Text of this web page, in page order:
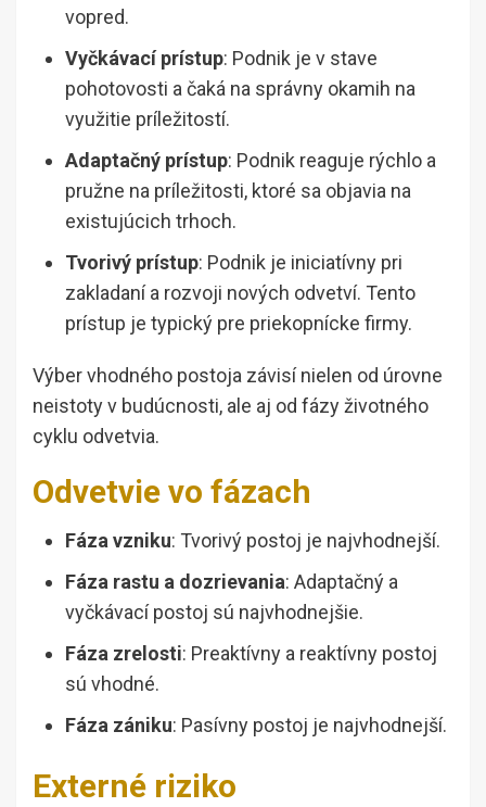
vopred.
Vyčkávací prístup: Podnik je v stave
pohotovosti a čaká na správny okamih na
využitie príležitostí.
Adaptačný prístup: Podnik reaguje rýchlo a
pružne na príležitosti, ktoré sa objavia na
existujúcich trhoch.
Tvorivý prístup: Podnik je iniciatívny pri
zakladaní a rozvoji nových odvetví. Tento
prístup je typický pre priekopnícke firmy.
Výber vhodného postoja závisí nielen od úrovne
neistoty v budúcnosti, ale aj od fázy životného
cyklu odvetvia.
Odvetvie vo fázach
Fáza vzniku: Tvorivý postoj je najvhodnejší.
Fáza rastu a dozrievania: Adaptačný a
vyčkávací postoj sú najvhodnejšie.
Fáza zrelosti: Preaktívny a reaktívny postoj
sú vhodné.
Fáza zániku: Pasívny postoj je najvhodnejší.
Externé riziko